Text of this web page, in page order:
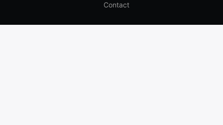
Contact